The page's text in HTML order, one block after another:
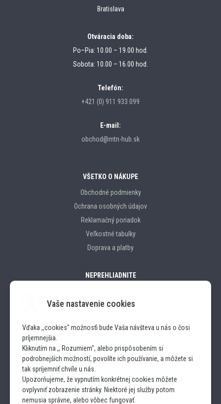
Vaše nastavenie cookies
Vďaka ,,cookies" možnosťi bude Vaša návšteva u nás o čosi
príjemnejšia.
Kliknutím na ,, Rozumiem", alebo prispôsobením si
podrobnejších možností, povolíte ich používanie, a môžete si
tak spríjemniť chvíle u nás.
Upozorňujeme, že vypnutím konkrétnej cookies môžete
ovplyvniť zobrazenie stránky. Niektoré jej služby potom
nemusia správne, alebo vôbec fungovať.
Bratislava
Otváracia doba:
Po–Pia: 10.00 – 19.00 hod.
Sobota: 10.00 – 16.00 hod.
Telefón:
+421 (0) 911 933 099
E-mail:
obchod@mtn-hub.sk
VŠETKO O NÁKUPE
Obchodné podmienky
Ochrana osobných údajov
Reklamačný poriadok
Veľkostné tabulky
Doprava a platby
NEPREHLIADNITE
INSTAGRAM
FACEBOOK